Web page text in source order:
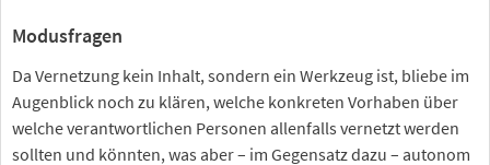
Modusfragen
Da Vernetzung kein Inhalt, sondern ein Werkzeug ist, bliebe im
Augenblick noch zu klären, welche konkreten Vorhaben über
welche verantwortlichen Personen allenfalls vernetzt werden
sollten und könnten, was aber – im Gegensatz dazu – autonom